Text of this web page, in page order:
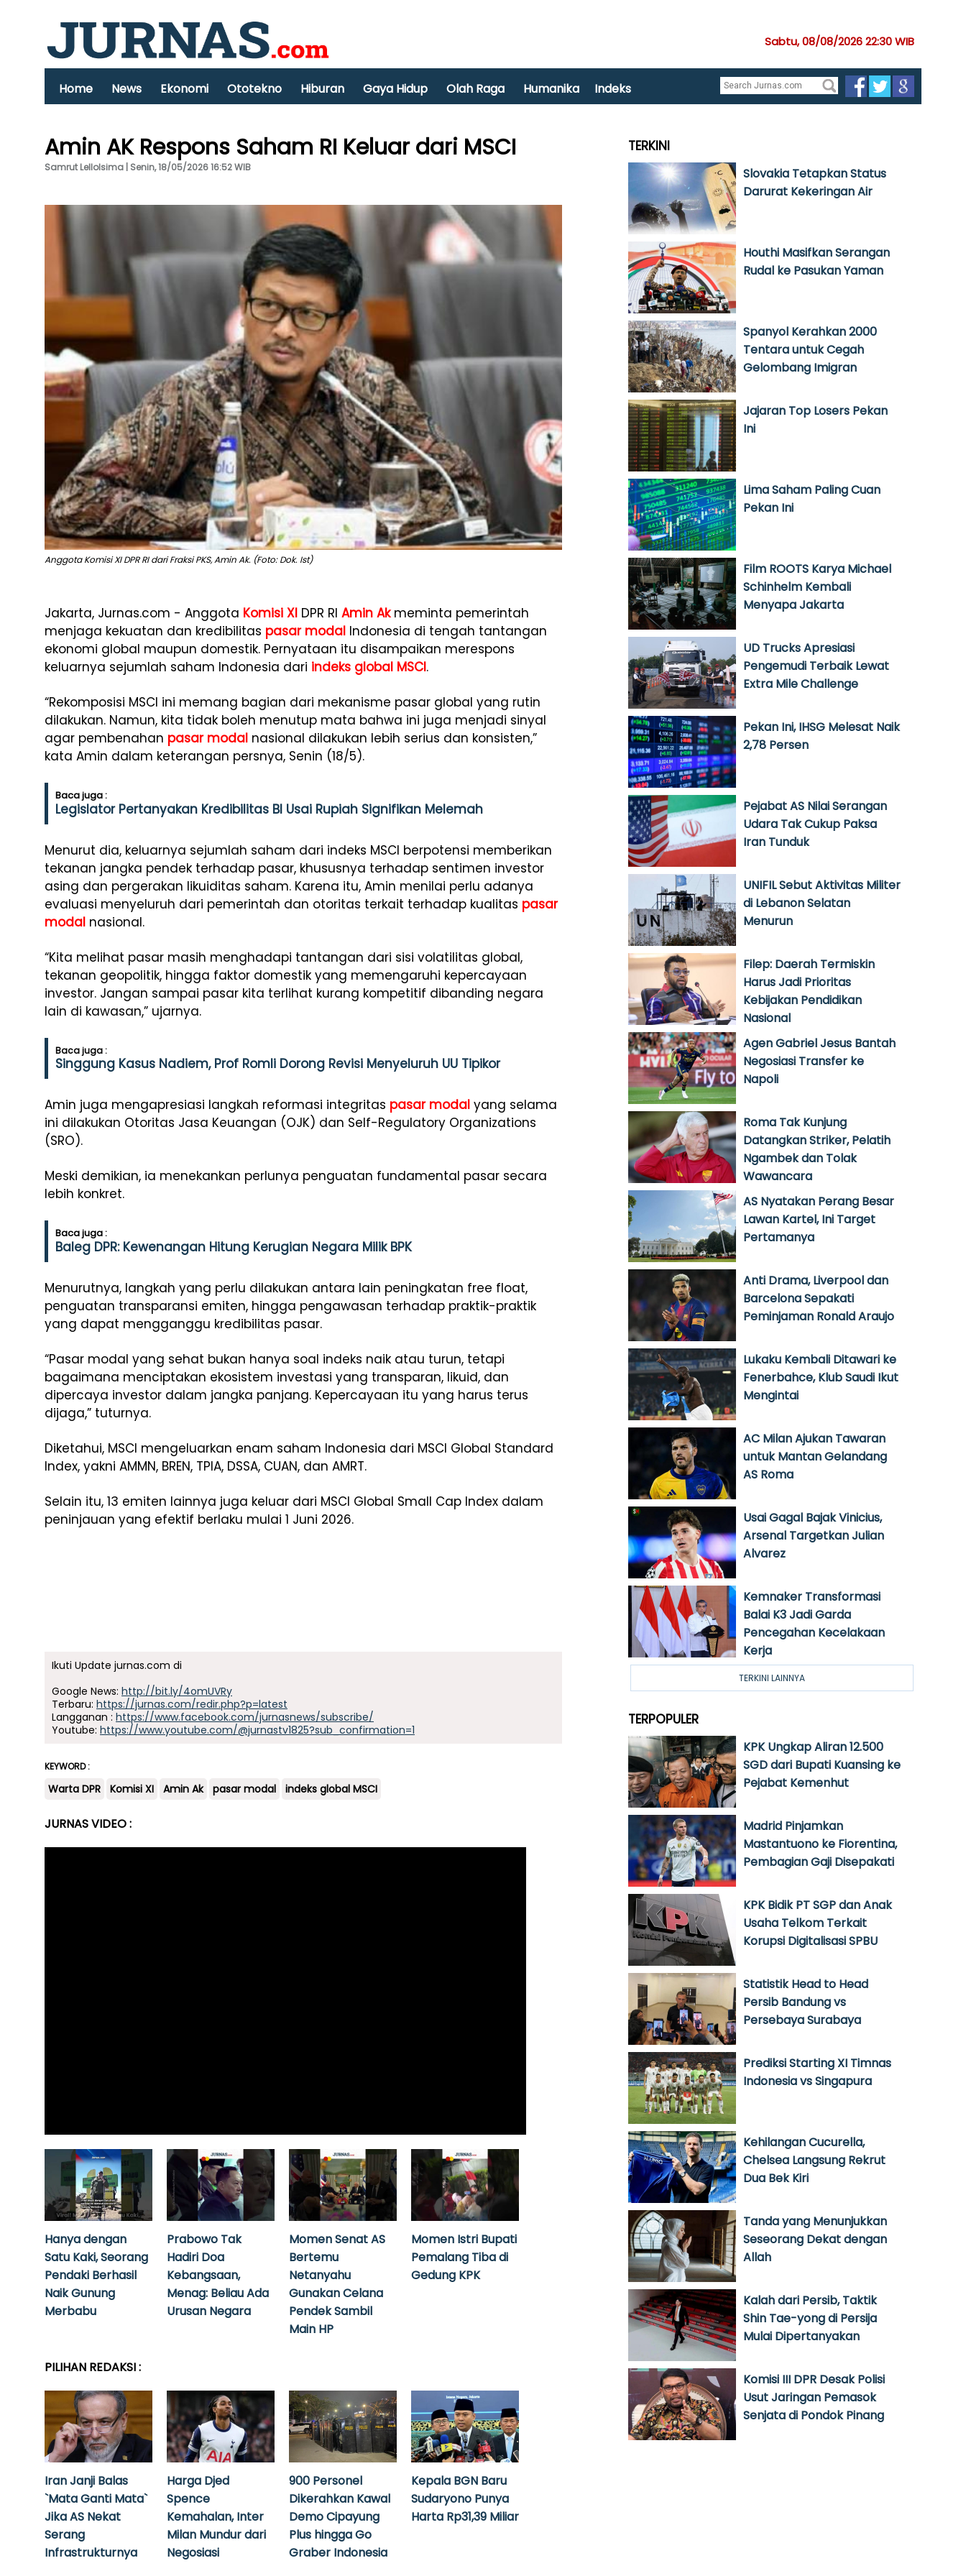
Sabtu, 08/08/2026 22:30 WIB
Home News Ekonomi Ototekno Hiburan Gaya Hidup Olah Raga Humanika Indeks
Amin AK Respons Saham RI Keluar dari MSCI
Samrut Lellolsima | Senin, 18/05/2026 16:52 WIB
Anggota Komisi XI DPR RI dari Fraksi PKS, Amin Ak. (Foto: Dok. Ist)
Jakarta, Jurnas.com - Anggota Komisi XI DPR RI Amin Akmeminta pemerintah
menjaga kekuatan dan kredibilitas pasar modal Indonesia di tengah tantangan
ekonomi global maupun domestik. Pernyataan itu disampaikan merespons
keluarnya sejumlah saham Indonesia dari indeks global MSCI.
“Rekomposisi MSCI ini memang bagian dari mekanisme pasar global yang rutin
dilakukan. Namun, kita tidak boleh menutup mata bahwa ini juga menjadi sinyal
agar pembenahan pasar modal nasional dilakukan lebih serius dan konsisten,”
kata Amin dalam keterangan persnya, Senin (18/5).
Baca juga :
Legislator Pertanyakan Kredibilitas BI Usai Rupiah Signifikan Melemah
Menurut dia, keluarnya sejumlah saham dari indeks MSCI berpotensi memberikan
tekanan jangka pendek terhadap pasar, khususnya terhadap sentimen investor
asing dan pergerakan likuiditas saham. Karena itu, Amin menilai perlu adanya
evaluasi menyeluruh dari pemerintah dan otoritas terkait terhadap kualitas pasar
modal nasional.
“Kita melihat pasar masih menghadapi tantangan dari sisi volatilitas global,
tekanan geopolitik, hingga faktor domestik yang memengaruhi kepercayaan
investor. Jangan sampai pasar kita terlihat kurang kompetitif dibanding negara
lain di kawasan,” ujarnya.
Baca juga :
Singgung Kasus Nadiem, Prof Romli Dorong Revisi Menyeluruh UU Tipikor
Amin juga mengapresiasi langkah reformasi integritas pasar modal yang selama
ini dilakukan Otoritas Jasa Keuangan (OJK) dan Self-Regulatory Organizations
(SRO).
Meski demikian, ia menekankan perlunya penguatan fundamental pasar secara
lebih konkret.
Baca juga :
Baleg DPR: Kewenangan Hitung Kerugian Negara Milik BPK
Menurutnya, langkah yang perlu dilakukan antara lain peningkatan free float,
penguatan transparansi emiten, hingga pengawasan terhadap praktik-praktik
yang dapat mengganggu kredibilitas pasar.
“Pasar modal yang sehat bukan hanya soal indeks naik atau turun, tetapi
bagaimana menciptakan ekosistem investasi yang transparan, likuid, dan
dipercaya investor dalam jangka panjang. Kepercayaan itu yang harus terus
dijaga,” tuturnya.
Diketahui, MSCI mengeluarkan enam saham Indonesia dari MSCI Global Standard
Index, yakni AMMN, BREN, TPIA, DSSA, CUAN, dan AMRT.
Selain itu, 13 emiten lainnya juga keluar dari MSCI Global Small Cap Index dalam
peninjauan yang efektif berlaku mulai 1 Juni 2026.
Ikuti Update jurnas.com di
Google News: http://bit.ly/4omUVRy
Terbaru: https://jurnas.com/redir.php?p=latest
Langganan : https://www.facebook.com/jurnasnews/subscribe/
Youtube: https://www.youtube.com/@jurnastv1825?sub_confirmation=1
KEYWORD :
Warta DPR Komisi XI Amin Ak pasar modal indeks global MSCI
JURNAS VIDEO :
Hanya dengan
Satu Kaki, Seorang
Pendaki Berhasil
Naik Gunung
Merbabu
Prabowo Tak
Hadiri Doa
Kebangsaan,
Menag: Beliau Ada
Urusan Negara
Momen Senat AS
Bertemu
Netanyahu
Gunakan Celana
Pendek Sambil
Main HP
Momen Istri Bupati
Pemalang Tiba di
Gedung KPK
PILIHAN REDAKSI :
Iran Janji Balas
`Mata Ganti Mata`
Jika AS Nekat
Serang
Infrastrukturnya
Harga Djed
Spence
Kemahalan, Inter
Milan Mundur dari
Negosiasi
900 Personel
Dikerahkan Kawal
Demo Cipayung
Plus hingga Go
Graber Indonesia
Kepala BGN Baru
Sudaryono Punya
Harta Rp31,39 Miliar
TERKINI
Slovakia Tetapkan Status
Darurat Kekeringan Air
Houthi Masifkan Serangan
Rudal ke Pasukan Yaman
Spanyol Kerahkan 2000
Tentara untuk Cegah
Gelombang Imigran
Jajaran Top Losers Pekan
Ini
Lima Saham Paling Cuan
Pekan Ini
Film ROOTS Karya Michael
Schinhelm Kembali
Menyapa Jakarta
UD Trucks Apresiasi
Pengemudi Terbaik Lewat
Extra Mile Challenge
Pekan Ini, IHSG Melesat Naik
2,78 Persen
Pejabat AS Nilai Serangan
Udara Tak Cukup Paksa
Iran Tunduk
UNIFIL Sebut Aktivitas Militer
di Lebanon Selatan
Menurun
Filep: Daerah Termiskin
Harus Jadi Prioritas
Kebijakan Pendidikan
Nasional
Agen Gabriel Jesus Bantah
Negosiasi Transfer ke
Napoli
Roma Tak Kunjung
Datangkan Striker, Pelatih
Ngambek dan Tolak
Wawancara
AS Nyatakan Perang Besar
Lawan Kartel, Ini Target
Pertamanya
Anti Drama, Liverpool dan
Barcelona Sepakati
Peminjaman Ronald Araujo
Lukaku Kembali Ditawari ke
Fenerbahce, Klub Saudi Ikut
Mengintai
AC Milan Ajukan Tawaran
untuk Mantan Gelandang
AS Roma
Usai Gagal Bajak Vinicius,
Arsenal Targetkan Julian
Alvarez
Kemnaker Transformasi
Balai K3 Jadi Garda
Pencegahan Kecelakaan
Kerja
TERKINI LAINNYA
TERPOPULER
KPK Ungkap Aliran 12.500
SGD dari Bupati Kuansing ke
Pejabat Kemenhut
Madrid Pinjamkan
Mastantuono ke Fiorentina,
Pembagian Gaji Disepakati
KPK Bidik PT SGP dan Anak
Usaha Telkom Terkait
Korupsi Digitalisasi SPBU
Statistik Head to Head
Persib Bandung vs
Persebaya Surabaya
Prediksi Starting XI Timnas
Indonesia vs Singapura
Kehilangan Cucurella,
Chelsea Langsung Rekrut
Dua Bek Kiri
Tanda yang Menunjukkan
Seseorang Dekat dengan
Allah
Kalah dari Persib, Taktik
Shin Tae-yong di Persija
Mulai Dipertanyakan
Komisi III DPR Desak Polisi
Usut Jaringan Pemasok
Senjata di Pondok Pinang